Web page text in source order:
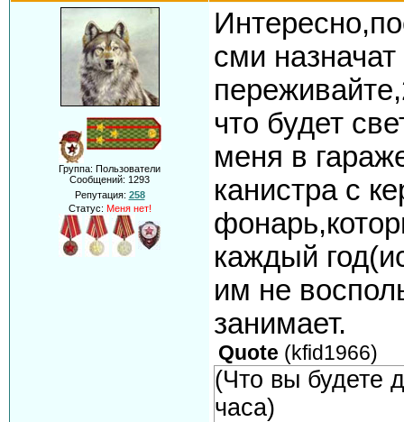
Группа: Пользователи
Сообщений: 1293
Репутация: 258
Статус: Меня нет!
сми
что будет
меня в
канистра с
каждый
им не
занимает.
Quote (kfid1966)
(Что вы будете
часа)